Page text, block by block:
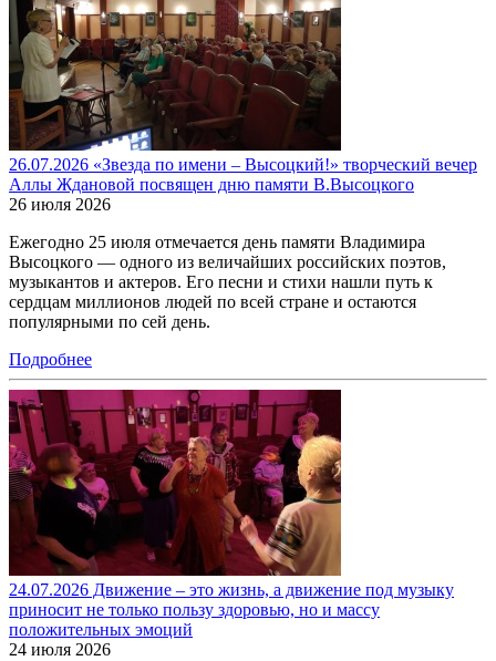
26.07.2026 «Звезда по имени – Высоцкий!» творческий вечер
Аллы Ждановой посвящен дню памяти В.Высоцкого
26 июля 2026
Ежегодно 25 июля отмечается день памяти Владимира
Высоцкого — одного из величайших российских поэтов,
музыкантов и актеров. Его песни и стихи нашли путь к
сердцам миллионов людей по всей стране и остаются
популярными по сей день.
Подробнее
24.07.2026 Движение – это жизнь, а движение под музыку
приносит не только пользу здоровью, но и массу
положительных эмоций
24 июля 2026